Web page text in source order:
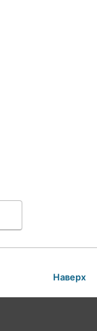
Наверх